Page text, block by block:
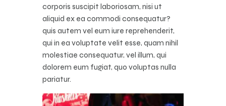
corporis suscipit laboriosam, nisi ut
aliquid ex ea commodi consequatur?
quis autem vel eum iure reprehenderit,
qui in ea voluptate velit esse, quam nihil
molestiae consequatur, vel illum, qui
dolorem eum fugiat, quo voluptas nulla
pariatur.